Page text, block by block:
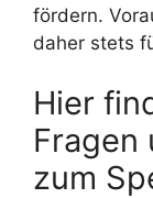
fördern.
daher stets
Hier
Fragen
zum